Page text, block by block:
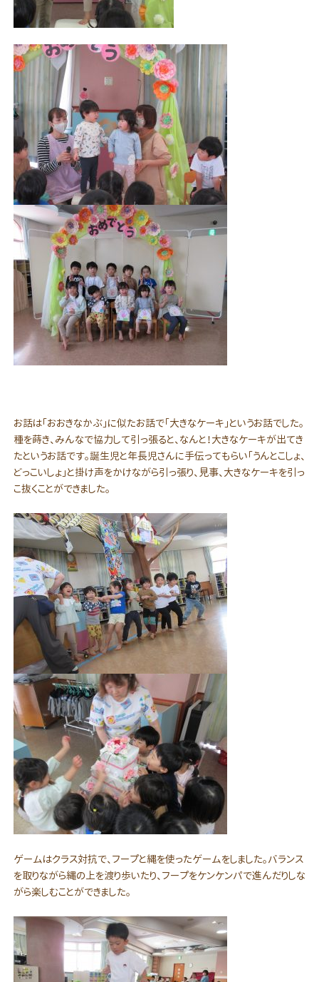
お話は「おおきなかぶ」に似たお話で「大きなケーキ」というお話でした。
種を蒔き、みんなで協力して引っ張ると、なんと！大きなケーキが出てき
たというお話です。誕生児と年長児さんに手伝ってもらい「うんとこしょ、
どっこいしょ」と掛け声をかけながら引っ張り、見事、大きなケーキを引っ
こ抜くことができました。
ゲームはクラス対抗で、フープと縄を使ったゲームをしました。バランス
を取りながら縄の上を渡り歩いたり、フープをケンケンパで進んだりしな
がら楽しむことができました。